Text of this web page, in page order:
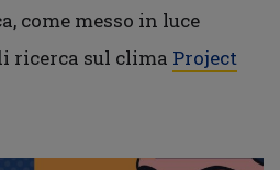
come messo in luce
ricerca sul clima Project